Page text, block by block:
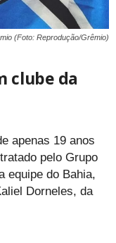
(Foto: Reprodução/Grêmio)
clube da
apenas 19 anos
pelo Grupo
equipe do Bahia,
Dorneles, da